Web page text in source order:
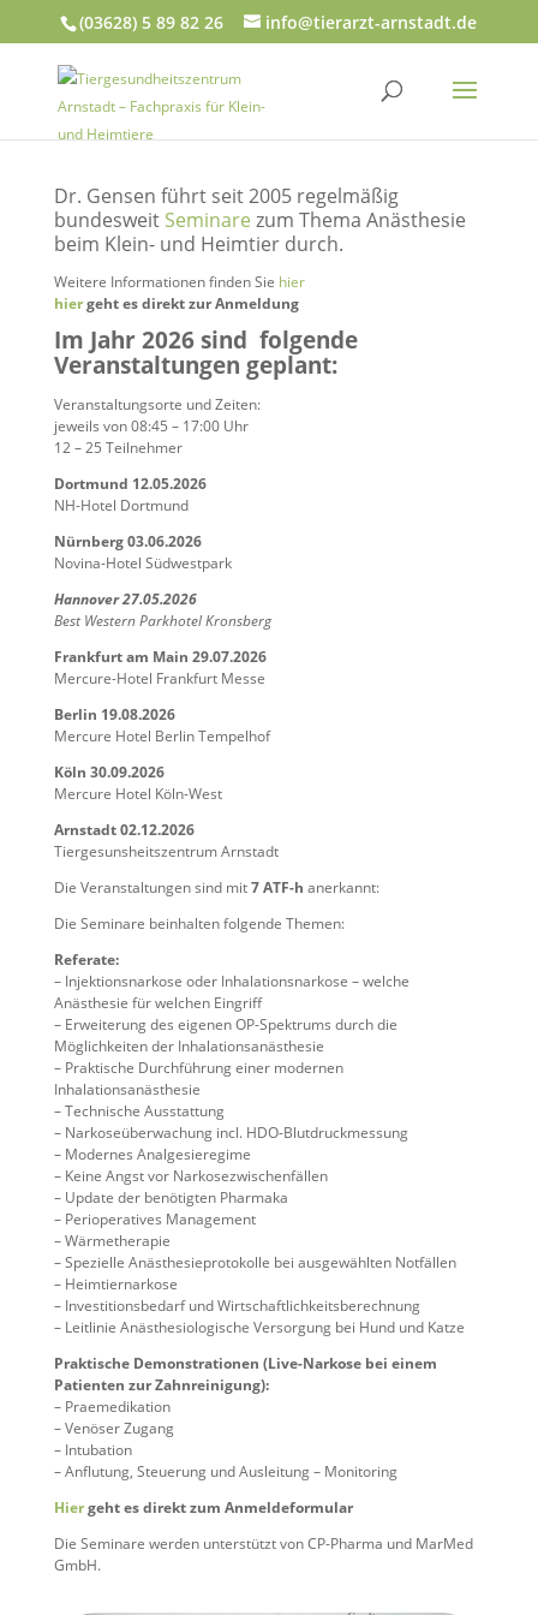
(03628) 5 89 82 26 info@tierarzt-arnstadt.de
Dr. Gensen führt seit 2005 regelmäßig
bundesweit Seminare zum Thema Anästhesie
beim Klein- und Heimtier durch.
Weitere Informationen finden Sie hier
hiergeht es direkt zur Anmeldung
Im Jahr 2026 sind folgende
Veranstaltungen geplant:
Veranstaltungsorte und Zeiten:
jeweils von 08:45 – 17:00 Uhr
12 – 25 Teilnehmer
Dortmund 12.05.2026
NH-Hotel Dortmund
Nürnberg 03.06.2026
Novina-Hotel Südwestpark
Hannover 27.05.2026
Best Western Parkhotel Kronsberg
Frankfurt am Main 29.07.2026
Mercure-Hotel Frankfurt Messe
Berlin 19.08.2026
Mercure Hotel Berlin Tempelhof
Köln 30.09.2026
Mercure Hotel Köln-West
Arnstadt 02.12.2026
Tiergesunsheitszentrum Arnstadt
Die Veranstaltungen sind mit7 ATF-h anerkannt:
Die Seminare beinhalten folgende Themen:
Referate:
– Injektionsnarkose oder Inhalationsnarkose – welche
Anästhesie für welchen Eingriff
– Erweiterung des eigenen OP-Spektrums durch die
Möglichkeiten der Inhalationsanästhesie
– Praktische Durchführung einer modernen
Inhalationsanästhesie
– Technische Ausstattung
– Narkoseüberwachung incl. HDO-Blutdruckmessung
– Modernes Analgesieregime
– Keine Angst vor Narkosezwischenfällen
– Update der benötigten Pharmaka
– Perioperatives Management
– Wärmetherapie
– Spezielle Anästhesieprotokolle bei ausgewählten Notfällen
– Heimtiernarkose
– Investitionsbedarf und Wirtschaftlichkeitsberechnung
– Leitlinie Anästhesiologische Versorgung bei Hund und Katze
Praktische Demonstrationen (Live-Narkose bei einem
Patienten zur Zahnreinigung):
– Praemedikation
– Venöser Zugang
– Intubation
– Anflutung, Steuerung und Ausleitung – Monitoring
Hiergeht es direkt zum Anmeldeformular
Die Seminare werden unterstützt von CP-Pharma und MarMed
GmbH.